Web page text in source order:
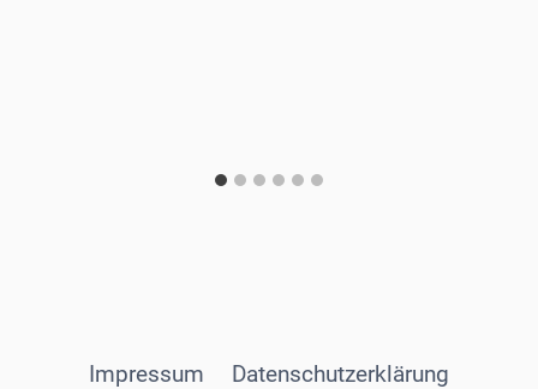
Impressum Datenschutzerklärung